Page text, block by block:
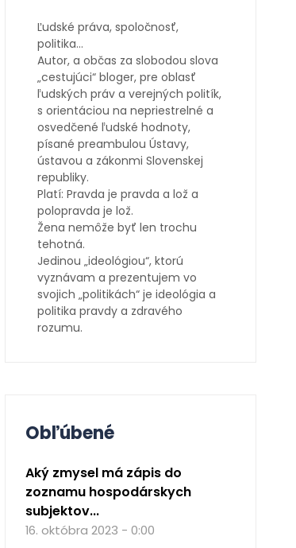
Ľudské práva, spoločnosť,
politika…
Autor, a občas za slobodou slova
„cestujúci“ bloger, pre oblasť
ľudských práv a verejných politík,
s orientáciou na nepriestrelné a
osvedčené ľudské hodnoty,
písané preambulou Ústavy,
ústavou a zákonmi Slovenskej
republiky.
Platí: Pravda je pravda a lož a
polopravda je lož.
Žena nemôže byť len trochu
tehotná.
Jedinou „ideológiou“, ktorú
vyznávam a prezentujem vo
svojich „politikách“ je ideológia a
politika pravdy a zdravého
rozumu.
Obľúbené
Aký zmysel má zápis do
zoznamu hospodárskych
subjektov...
16. októbra 2023 - 0:00